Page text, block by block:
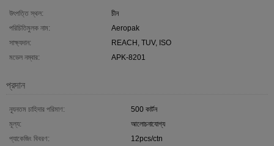
উৎপত্তি স্থল:
চীন
পরিচিতিমুলক নাম:
Aeropak
সাক্ষ্যদান:
REACH, TUV, ISO
মডেল নম্বার:
APK-8201
প্রদান
ন্যূনতম চাহিদার পরিমাণ:
500 কার্টন
মূল্য:
আলোচনাযোগ্য
প্যাকেজিং বিবরণ:
12pcs/ctn